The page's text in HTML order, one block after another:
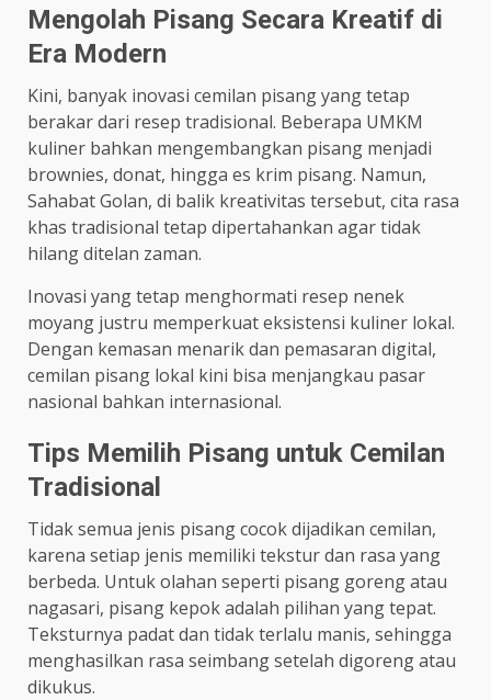
Mengolah Pisang Secara Kreatif di
Era Modern
Kini, banyak inovasi cemilan pisang yang tetap
berakar dari resep tradisional. Beberapa UMKM
kuliner bahkan mengembangkan pisang menjadi
brownies, donat, hingga es krim pisang. Namun,
Sahabat Golan, di balik kreativitas tersebut, cita rasa
khas tradisional tetap dipertahankan agar tidak
hilang ditelan zaman.
Inovasi yang tetap menghormati resep nenek
moyang justru memperkuat eksistensi kuliner lokal.
Dengan kemasan menarik dan pemasaran digital,
cemilan pisang lokal kini bisa menjangkau pasar
nasional bahkan internasional.
Tips Memilih Pisang untuk Cemilan
Tradisional
Tidak semua jenis pisang cocok dijadikan cemilan,
karena setiap jenis memiliki tekstur dan rasa yang
berbeda. Untuk olahan seperti pisang goreng atau
nagasari, pisang kepok adalah pilihan yang tepat.
Teksturnya padat dan tidak terlalu manis, sehingga
menghasilkan rasa seimbang setelah digoreng atau
dikukus.